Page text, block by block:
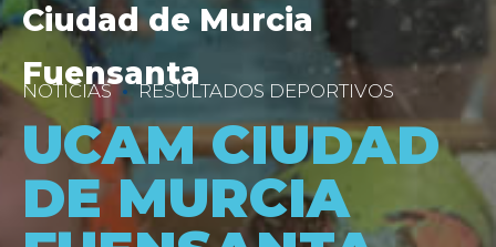
Ciudad de Murcia
Fuensanta
NOTICIAS RESULTADOS DEPORTIVOS
UCAM CIUDAD
DE MURCIA